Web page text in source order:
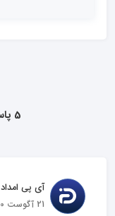
5 پاسخ به این سوال داده شده
آی پی امداد
21 آگوست 2020